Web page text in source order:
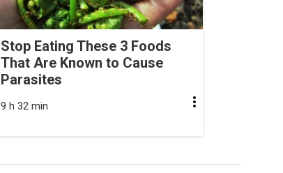
Stop Eating These 3 Foods
That Are Known to Cause
Parasites
9 h 32 min